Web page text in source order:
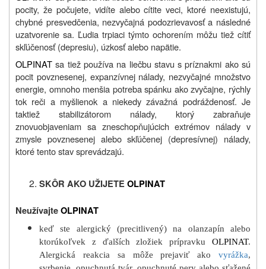
pocity, že počujete, vidíte alebo cítite veci, ktoré neexistujú,
chybné presvedčenia, nezvyčajná podozrievavosť a následné
uzatvorenie sa. Ľudia trpiaci týmto ochorením môžu tiež cítiť
skľúčenosť (depresiu), úzkosť alebo napätie.
OLPINAT sa tiež používa na liečbu stavu s príznakmi ako sú
pocit povznesenej, expanzívnej nálady, nezvyčajné množstvo
energie, omnoho menšia potreba spánku ako zvyčajne, rýchly
tok reči a myšlienok a niekedy závažná podráždenosť. Je
taktiež stabilizátorom nálady, ktorý zabraňuje
znovuobjaveniam sa zneschopňujúcich extrémov nálady v
zmysle povznesenej alebo skľúčenej (depresívnej) nálady,
ktoré tento stav sprevádzajú.
SKÔR AKO UŽIJETEOLPINAT
NeužívajteOLPINAT
keď ste alergický (precitlivený) na olanzapín alebo
ktorúkoľvek z ďalších zložiek prípravku
OLPINAT.
Alergická reakcia sa môže prejaviť ako vyrážka,